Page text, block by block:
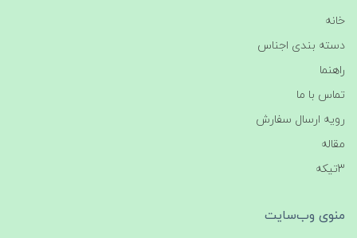
خانه
دسته بندی اجناس
راهنما
تماس با ما
رویه ارسال سفارش
مقاله
3تیکه
منوی وب‌سایت